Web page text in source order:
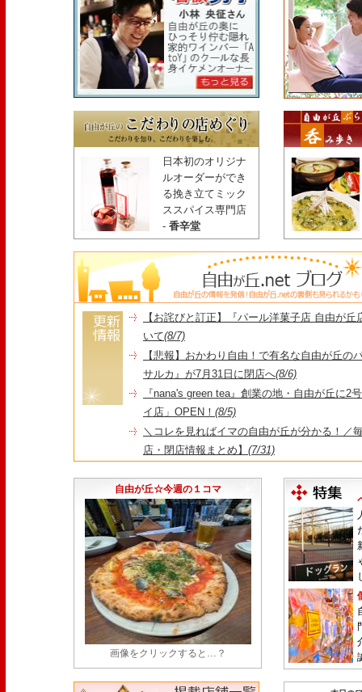
日本初のオリジナ
ルオーダーができ
る挽き立てミック
ススパイス専門店
- 香辛堂
【お詫びと訂正】『パール洋菓子店 自由が
いて(8/7)
【悲報】おかわり自由！で有名な自由が丘の
サルカ』が7月31日に閉店へ(8/6)
『nana's green tea』創業の地・自由が丘に2
イ店」OPEN！ (8/5)
＼コレを見ればイマの自由が丘が分かる！／
店・閉店情報まとめ】 (7/31)
永久パス配布も！
自由が丘☆今週の１コマ
画像をクリックすると…？